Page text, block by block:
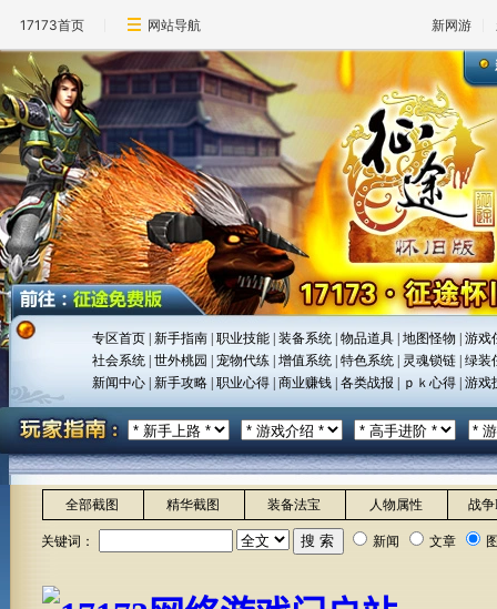
17173首页 网站导航 新网游
专区首页 |新手指南 |职业技能 |装备系统 |物品道具 |地图怪物 |游戏
社会系统 |世外桃园 |宠物代练 |增值系统 |特色系统 灵魂锁链 |绿装
新闻中心 |新手攻略 |职业心得 |商业赚钱 |各类战报 ｐｋ心得 |游戏
全部截图 精华截图 装备法宝 人物属性 战
关键词： 新闻 文章